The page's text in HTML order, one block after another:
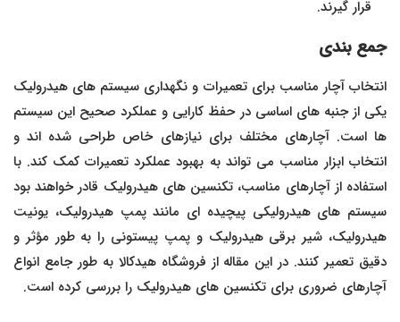
قرار گیرند.
جمع بندی
انتخاب آچار مناسب برای تعمیرات و نگهداری سیستم های هیدرولیک
یکی از جنبه های اساسی در حفظ کارایی و عملکرد صحیح این سیستم
ها است. آچارهای مختلف برای نیازهای خاص طراحی شده اند و
انتخاب ابزار مناسب می تواند به بهبود عملکرد تعمیرات کمک کند. با
استفاده از آچارهای مناسب، تکنسین های هیدرولیک قادر خواهند بود
سیستم های هیدرولیکی پیچیده ای مانند پمپ هیدرولیک، یونیت
هیدرولیک، شیر برقی هیدرولیک و پمپ پیستونی را به طور مؤثر و
دقیق تعمیر کنند. در این مقاله از فروشگاه هیدکالا به طور جامع انواع
آچارهای ضروری برای تکنسین های هیدرولیک را بررسی کرده است.